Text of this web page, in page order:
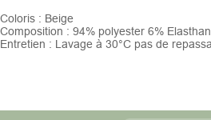
Coloris : Beige
Composition : 94% polyester 6%
Entretien : Lavage à 30°C pas de